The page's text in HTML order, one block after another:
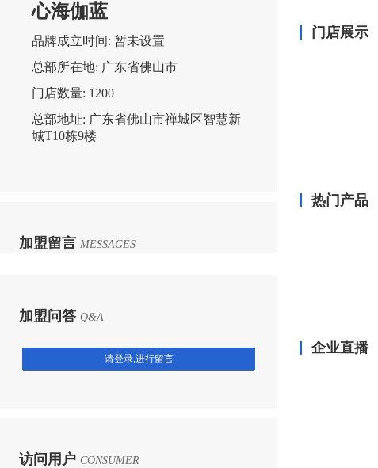
心海伽蓝
品牌成立时间: 暂未设置
总部所在地: 广东省佛山市
门店数量: 1200
总部地址: 广东省佛山市禅城区智慧新
城T10栋9楼
加盟留言 MESSAGES
加盟问答 Q&A
请登录,进行留言
访问用户 CONSUMER
门店展示
热门产品
企业直播